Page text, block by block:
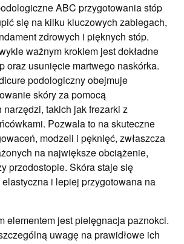
ABC przygotowania stóp
się na kilku kluczowych zabiegach,
zdrowych i pięknych stóp.
ważnym krokiem jest dokładne
oraz usunięcie martwego naskórka.
podologiczny obejmuje
skóry za pomocą
takich jak frezarki z
Pozwala to na skuteczne
modzeli i pęknięć, zwłaszcza
na największe obciążenie,
przodostopie. Skóra staje się
elastyczna i lepiej przygotowana na
elementem jest pielęgnacja paznokci.
uwagę na prawidłowe ich